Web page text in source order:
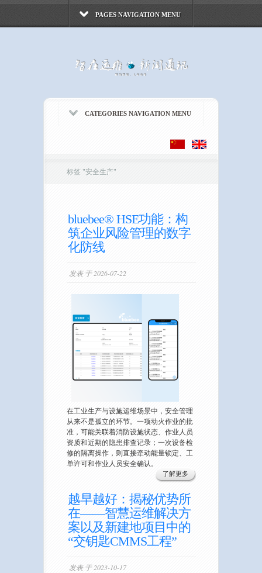
PAGES NAVIGATION MENU
CATEGORIES NAVIGATION MENU
标签 "安全生产"
bluebee® HSE功能：构
筑企业风险管理的数字
化防线
发表 于 2026-07-22
在工业生产与设施运维场景中，安全管理
从来不是孤立的环节。一项动火作业的批
准，可能关联着消防设施状态、作业人员
资质和近期的隐患排查记录；一次设备检
修的隔离操作，则直接牵动能量锁定、工
单许可和作业人员安全确认。
了解更多
越早越好：揭秘优势所
在——智慧运维解决方
案以及新建地项目中的
“交钥匙CMMS工程”
发表 于 2023-10-17